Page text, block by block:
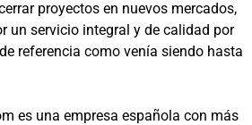
proyectos en nuevos mercados,
un servicio integral y de calidad por
referencia como venía siendo hasta
es una empresa española con más